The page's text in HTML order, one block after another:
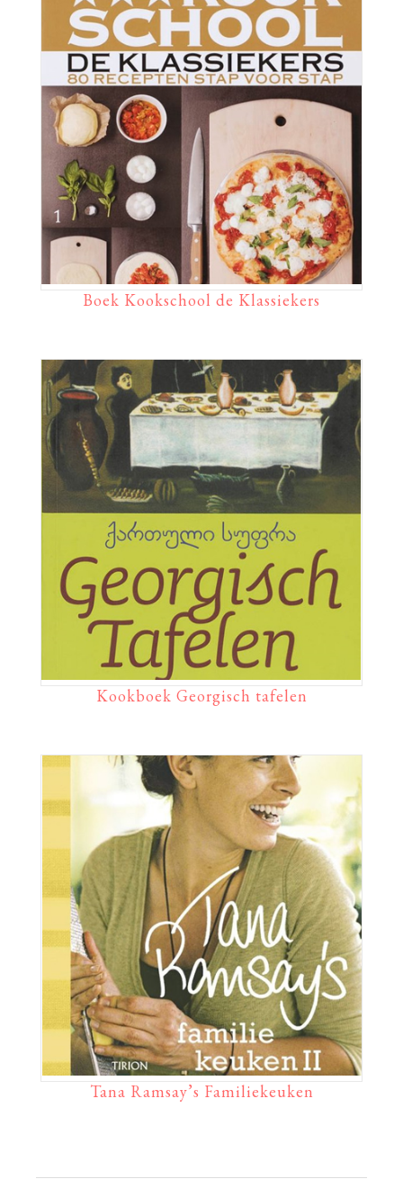
Boek Kookschool de Klassiekers
Kookboek Georgisch tafelen
Tana Ramsay’s Familiekeuken